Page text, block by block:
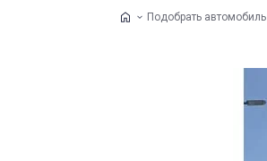
Подобрать автомобиль